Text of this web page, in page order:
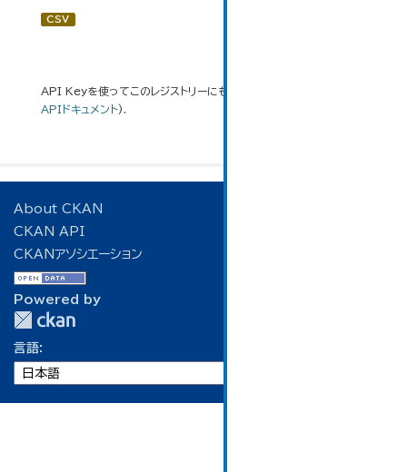
CSV
API Keyを使ってこのレジストリーにもアクセス可能です
APIドキュメント).
About CKAN
CKAN API
CKANアソシエーション
Powered by
言語